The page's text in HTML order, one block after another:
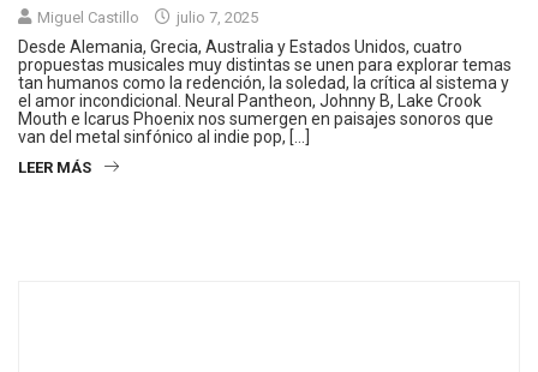
Miguel Castillo julio 7, 2025
Desde Alemania, Grecia, Australia y Estados Unidos, cuatro
propuestas musicales muy distintas se unen para explorar temas
tan humanos como la redención, la soledad, la crítica al sistema y
el amor incondicional. Neural Pantheon, Johnny B, Lake Crook
Mouth e Icarus Phoenix nos sumergen en paisajes sonoros que
van del metal sinfónico al indie pop, […]
LEER MÁS